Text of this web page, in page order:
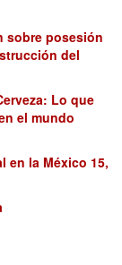
sobre posesión
del
Lo que
el mundo
en la México 15,